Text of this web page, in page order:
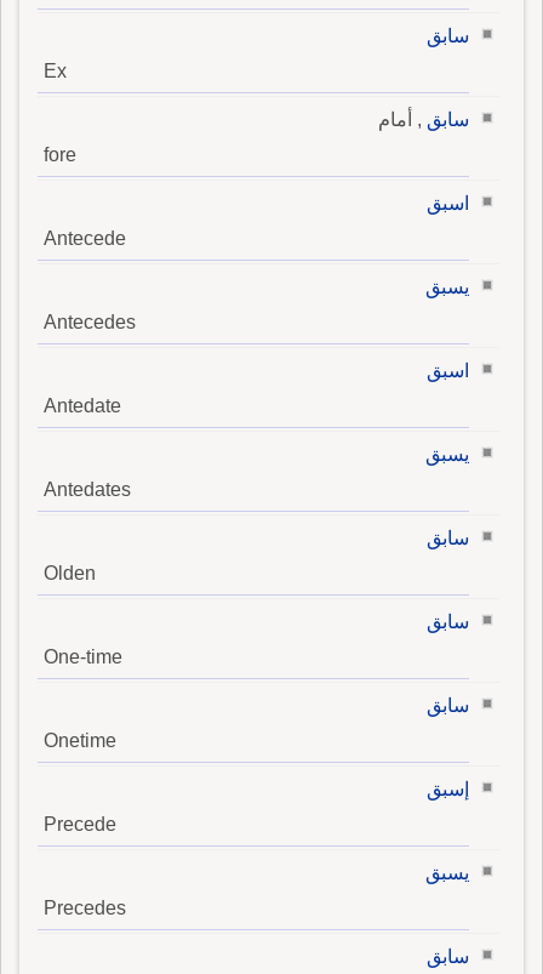
سابق
Ex
سابق , أمام
fore
اسبق
Antecede
يسبق
Antecedes
اسبق
Antedate
يسبق
Antedates
سابق
Olden
سابق
One-time
سابق
Onetime
إسبق
Precede
يسبق
Precedes
سابق